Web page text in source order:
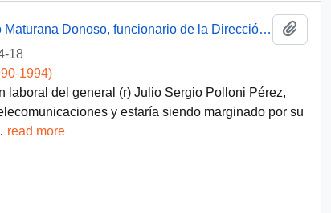
Memorando interno emitido por el sr. Guillermo Maturana Donoso, funcionario de la Dirección Administrativa del Palacio de La Moneda, dirigido al Presidente de la República, sr. Patricio Aylwin Azócar
18
1994)
laboral del general (r) Julio Sergio Polloni Pérez,
y estaría siendo marginado por su
read more